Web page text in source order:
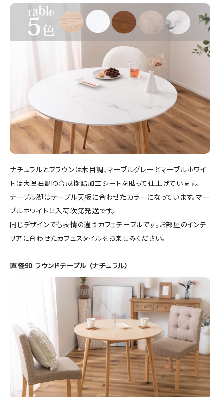
ナチュラルとブラウンは木目調、マーブルグレーとマーブルホワイ
トは大理石調の合成樹脂加工シートを貼って仕上げています。
テーブル脚はテーブル天板に合わせたカラーになっています。マー
ブルホワイトは入荷次第発送です。
同じデザインでも表情の違うカフェテーブルです。お部屋のインテ
リアに合わせたカフェスタイルをお楽しみください。
直径90 ラウンドテーブル （ナチュラル）